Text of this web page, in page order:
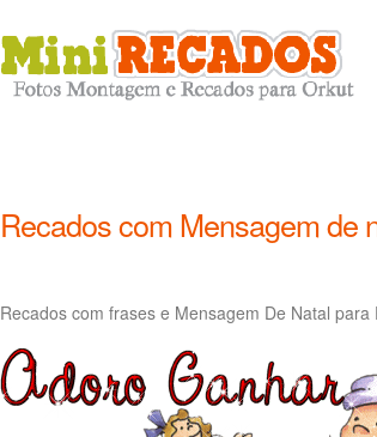
Recados com Mensagem de
Recados com frases e Mensagem De Natal